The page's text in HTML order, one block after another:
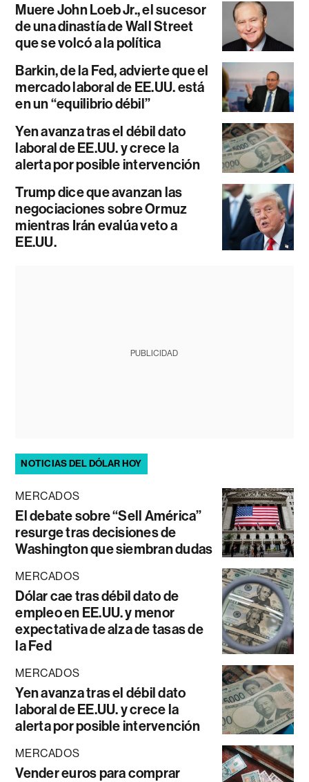
Muere John Loeb Jr., el sucesor
de una dinastía de Wall Street
que se volcó a la política
Barkin, de la Fed, advierte que el
mercado laboral de EE.UU. está
en un “equilibrio débil”
Yen avanza tras el débil dato
laboral de EE.UU. y crece la
alerta por posible intervención
Trump dice que avanzan las
negociaciones sobre Ormuz
mientras Irán evalúa veto a
EE.UU.
PUBLICIDAD
NOTICIAS DEL DÓLAR HOY
MERCADOS
El debate sobre “Sell América”
resurge tras decisiones de
Washington que siembran dudas
MERCADOS
Dólar cae tras débil dato de
empleo en EE.UU. y menor
expectativa de alza de tasas de
la Fed
MERCADOS
Yen avanza tras el débil dato
laboral de EE.UU. y crece la
alerta por posible intervención
MERCADOS
Vender euros para comprar